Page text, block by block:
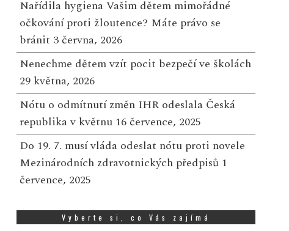
Nařídila hygiena Vašim dětem mimořádné
očkování proti žloutence? Máte právo se
bránit 3 června, 2026
Nenechme dětem vzít pocit bezpečí ve školách
29 května, 2026
Nótu o odmítnutí změn IHR odeslala Česká
republika v květnu 16 července, 2025
Do 19. 7. musí vláda odeslat nótu proti novele
Mezinárodních zdravotnických předpisů 1
července, 2025
Vyberte si, co Vás zajímá